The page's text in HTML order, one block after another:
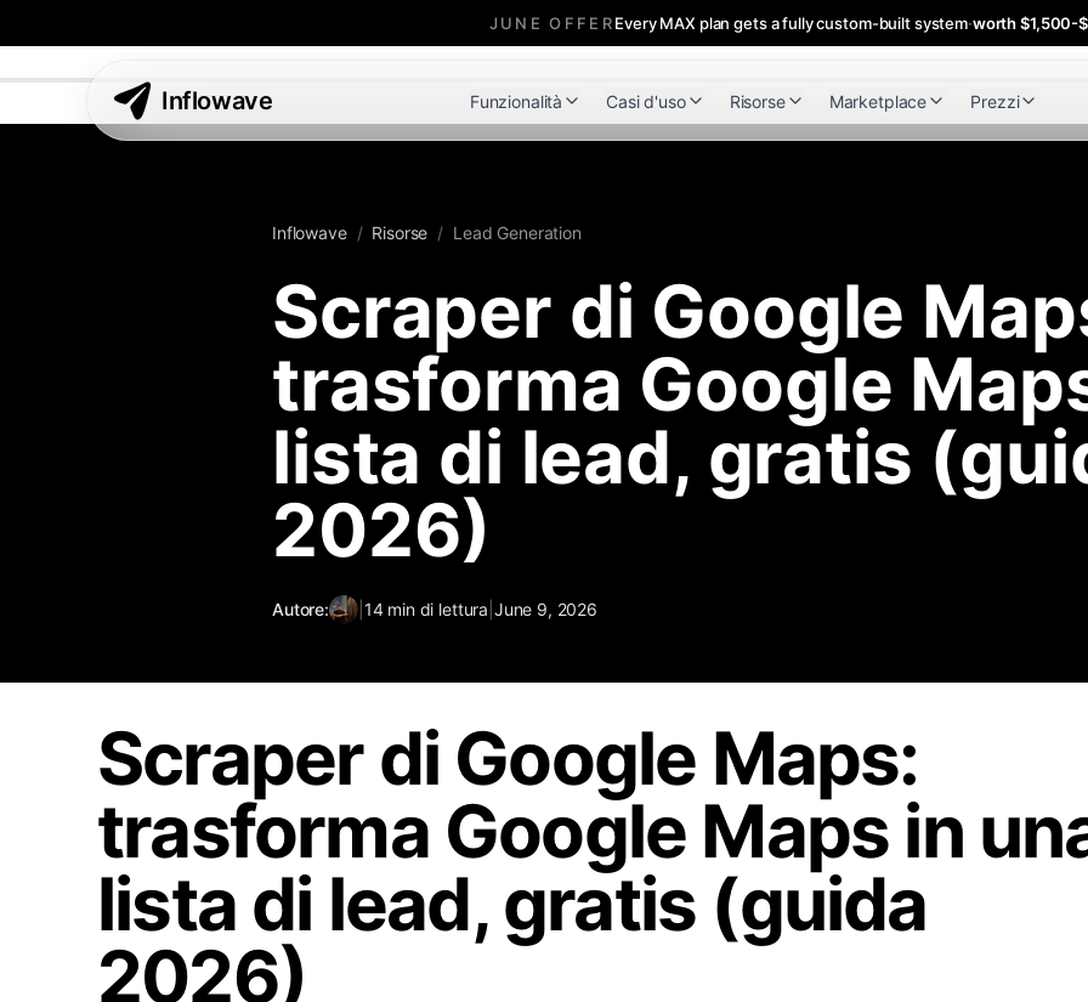
JUNE OFFEREvery MAX plan gets a fully custom-built system·worth $1,500-
Inflowave Funzionalità Casi d'uso Risorse Marketplace Prezzi
Inflowave / Risorse / Lead Generation
Scraper di Google
trasforma Google
lista di lead, gratis
2026)
Autore: | 14 min di lettura June 9, 2026
Scraper di Google Maps:
trasforma Google Maps in
lista di lead, gratis (guida
2026)